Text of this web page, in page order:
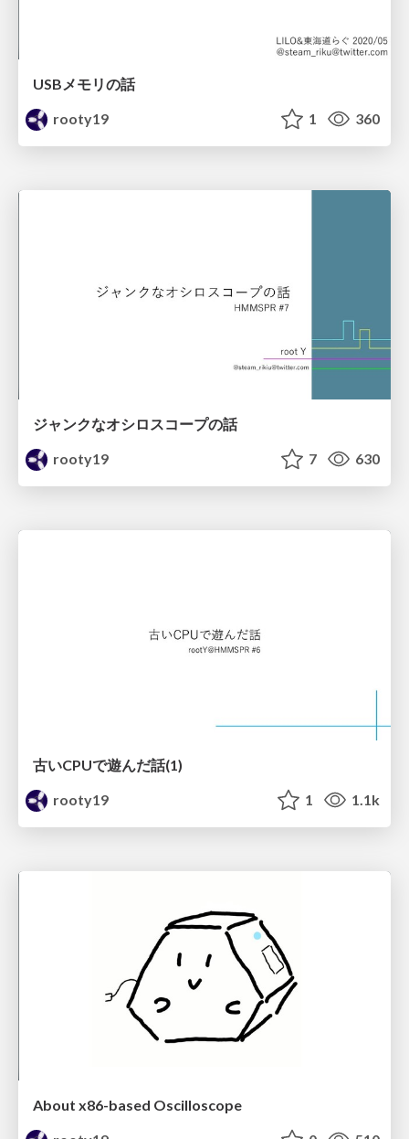
USBメモリの話
rooty19
1 360
ジャンクなオシロスコープの話
rooty19
7 630
古いCPUで遊んだ話(1)
rooty19
1 1.1k
About x86-based Oscilloscope